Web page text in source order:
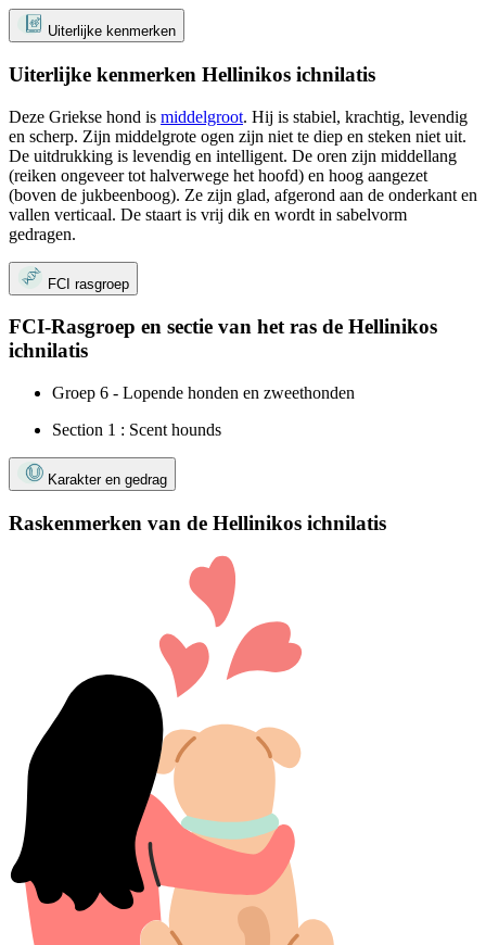
Uiterlijke kenmerken
Uiterlijke kenmerken Hellinikos ichnilatis
Deze Griekse hond is middelgroot. Hij is stabiel, krachtig, levendig
en scherp. Zijn middelgrote ogen zijn niet te diep en steken niet uit.
De uitdrukking is levendig en intelligent. De oren zijn middellang
(reiken ongeveer tot halverwege het hoofd) en hoog aangezet
(boven de jukbeenboog). Ze zijn glad, afgerond aan de onderkant en
vallen verticaal. De staart is vrij dik en wordt in sabelvorm
gedragen.
FCI rasgroep
FCI-Rasgroep en sectie van het ras de Hellinikos
ichnilatis
Groep 6 - Lopende honden en zweethonden
Section 1 : Scent hounds
Karakter en gedrag
Raskenmerken van de Hellinikos ichnilatis